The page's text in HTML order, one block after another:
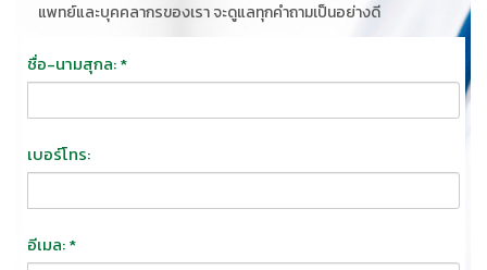
แพทย์และบุคคลากรของเรา จะดูแลทุกคำถามเป็นอย่างดี
ชื่อ-นามสุกล: *
เบอร์โทร:
อีเมล: *